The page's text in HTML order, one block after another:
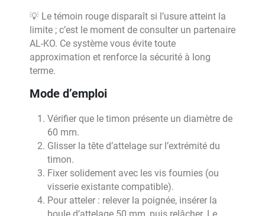
💡 Le témoin rouge disparaît si l’usure atteint la
limite ; c’est le moment de consulter un partenaire
AL-KO. Ce système vous évite toute
approximation et renforce la sécurité à long
terme.
Mode d’emploi
Vérifier que le timon présente un diamètre de
60 mm.
Glisser la tête d’attelage sur l’extrémité du
timon.
Fixer solidement avec les vis fournies (ou
visserie existante compatible).
Pour atteler : relever la poignée, insérer la